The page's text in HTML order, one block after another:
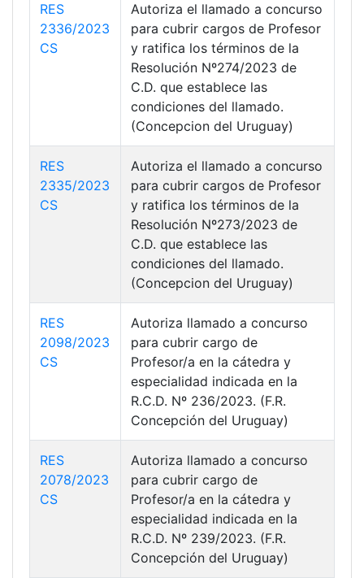
RES
2336/2023
CS
Autoriza el llamado a concurso
para cubrir cargos de Profesor
y ratifica los términos de la
Resolución Nº274/2023 de
C.D. que establece las
condiciones del llamado.
(Concepcion del Uruguay)
RES
2335/2023
CS
Autoriza el llamado a concurso
para cubrir cargos de Profesor
y ratifica los términos de la
Resolución Nº273/2023 de
C.D. que establece las
condiciones del llamado.
(Concepcion del Uruguay)
RES
2098/2023
CS
Autoriza llamado a concurso
para cubrir cargo de
Profesor/a en la cátedra y
especialidad indicada en la
R.C.D. Nº 236/2023. (F.R.
Concepción del Uruguay)
RES
2078/2023
CS
Autoriza llamado a concurso
para cubrir cargo de
Profesor/a en la cátedra y
especialidad indicada en la
R.C.D. Nº 239/2023. (F.R.
Concepción del Uruguay)